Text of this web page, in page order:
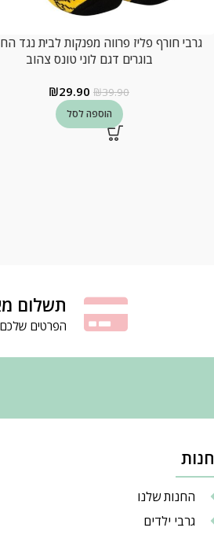
גרבי חורף פליז פרווה מפנקות לבית נגד
בוגרים דגם לוני טונס צהוב
₪39.90
₪29.90
הוספה לסל
תשלום
הפרטים
חנות
החנות שלנו
גרבי ילדים